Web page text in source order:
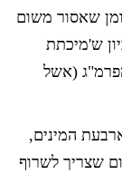
שאסור משום
ש'מיכתת
(אשל
המינים,
שצריך לשרוף